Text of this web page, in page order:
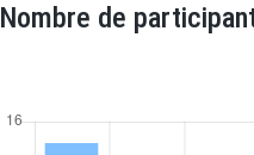
Nombre de